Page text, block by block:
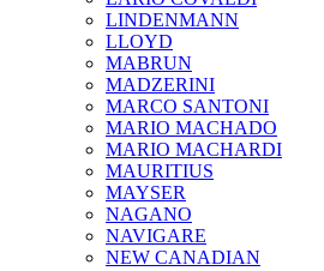
LINDENMANN
LLOYD
MABRUN
MADZERINI
MARCO SANTONI
MARIO MACHADO
MARIO MACHARDI
MAURITIUS
MAYSER
NAGANO
NAVIGARE
NEW CANADIAN